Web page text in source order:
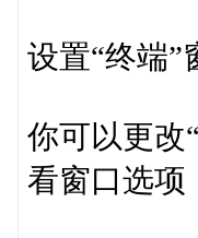
设置“终端”
你可以更改
看窗口选项